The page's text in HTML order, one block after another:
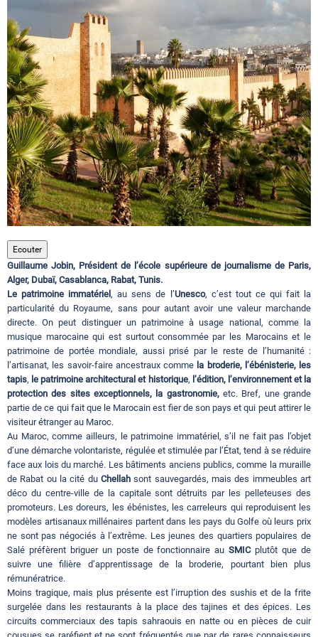
Circuits touristiques
Tourisme
Régions
Hotels
Evenements
Contact
Ecouter
Guillaume Jobin, Président de l’école supérieure de journalisme de Paris,
Alger, Dubaï, Casablanca, Rabat, Tunis.
Le patrimoine immatériel, au sens de l’Unesco, c’est tout ce qui fait la
particularité du Royaume, sans pour autant avoir une valeur marchande
directe. On peut distinguer un patrimoine à usage national, comme la
musique marocaine qui est surtout consommée par les Marocains et le
patrimoine de portée mondiale, aussi prisé par le reste de l’humanité :
l’artisanat, les savoir-faire ancestraux comme la broderie, l’ébénisterie, les
tapis, le patrimoine architectural et historique, l’édition, l’environnement et la
protection des sites exceptionnels, la gastronomie,etc. Bref, une grande
partie de ce qui fait que le Marocain est fier de son pays et qui peut attirer le
visiteur étranger au Maroc.
Au Maroc, comme ailleurs, le patrimoine immatériel, s’il ne fait pas l’objet
d’une démarche volontariste, régulée et stimulée par l’État, tend à se réduire
face aux lois du marché. Les bâtiments anciens publics, comme la muraille
de Rabat ou la cité du Chellah sont sauvegardés, mais des immeubles art
déco du centre-ville de la capitale sont détruits par les pelleteuses des
promoteurs. Les doreurs, les ébénistes, les carreleurs qui reproduisent les
modèles artisanaux millénaires partent dans les pays du Golfe où leurs prix
ne sont pas négociés à l’extrême. Les jeunes des quartiers populaires de
Salé préfèrent briguer un poste de fonctionnaire auSMICplutôt que de
suivre une filière d’apprentissage de la broderie, pourtant bien plus
rémunératrice.
Moins tragique, mais plus présente est l’irruption des sushis et de la frite
surgelée dans les restaurants à la place des tajines et des épices. Les
circuits commerciaux des tapis sahraouis en natte ou en pièces de cuir